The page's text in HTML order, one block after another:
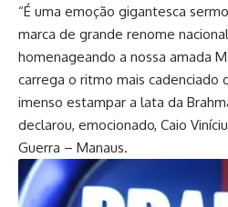
“É uma emoção gigantesca
marca de grande renome
homenageando a nossa amada
carrega o ritmo mais cadenciado
imenso estampar a lata da
declarou, emocionado, Caio
Guerra – Manaus.